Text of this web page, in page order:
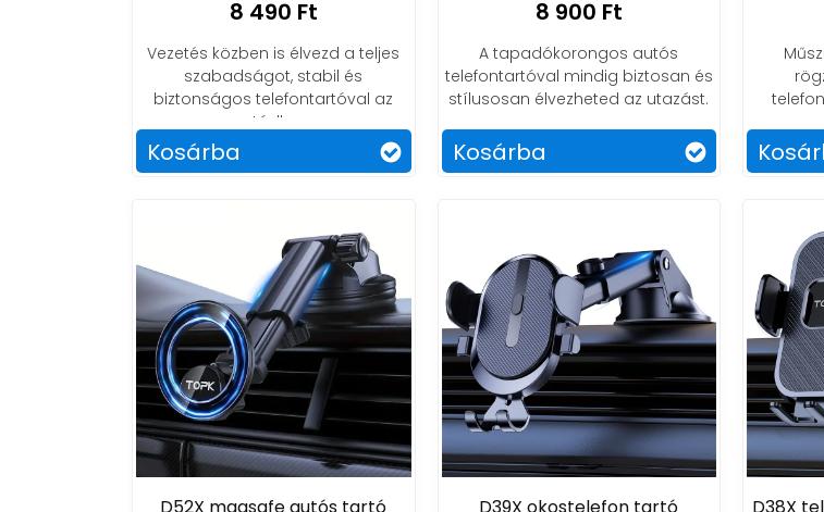
mobiltelefonja autós elhelyezésére. Nézz körül kínálatunkban, és találd meg
8 490 Ft
Vezetés közben is élvezd a teljes
szabadságot, stabil és
biztonságos telefontartóval az
autódban.
Kosárba
8 900 Ft
A tapadókorongos autós
telefontartóval mindig biztosan és
stílusosan élvezheted az utazást.
Kosárba